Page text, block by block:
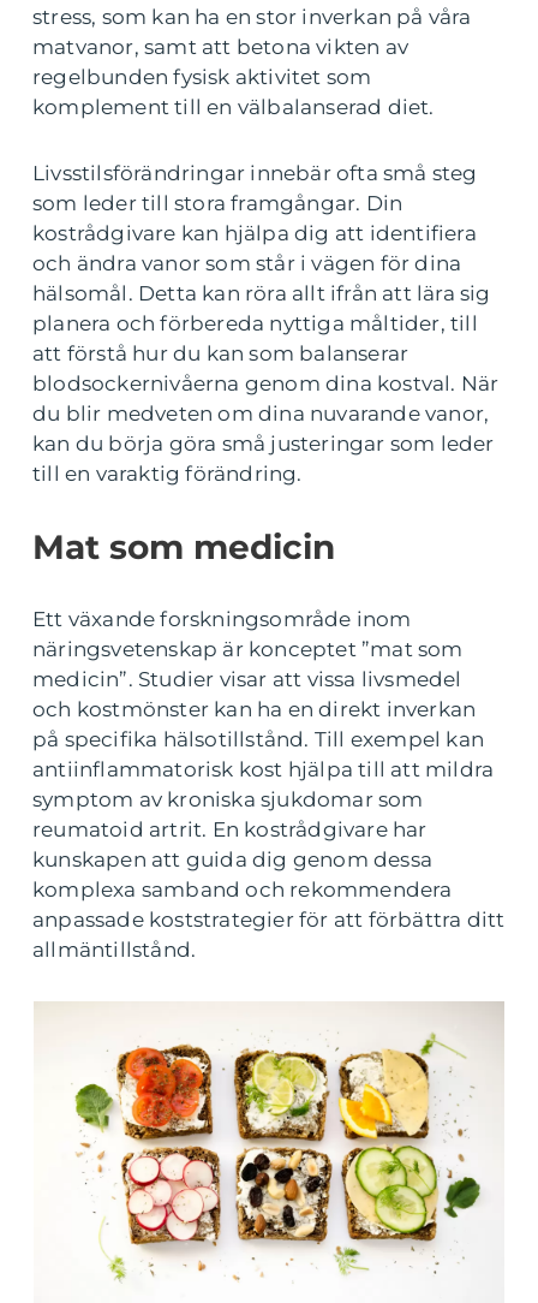
stress, som kan ha en stor inverkan på våra
matvanor, samt att betona vikten av
regelbunden fysisk aktivitet som
komplement till en välbalanserad diet.
Livsstilsförändringar innebär ofta små steg
som leder till stora framgångar. Din
kostrådgivare kan hjälpa dig att identifiera
och ändra vanor som står i vägen för dina
hälsomål. Detta kan röra allt ifrån att lära sig
planera och förbereda nyttiga måltider, till
att förstå hur du kan som balanserar
blodsockernivåerna genom dina kostval. När
du blir medveten om dina nuvarande vanor,
kan du börja göra små justeringar som leder
till en varaktig förändring.
Mat som medicin
Ett växande forskningsområde inom
näringsvetenskap är konceptet ”mat som
medicin”. Studier visar att vissa livsmedel
och kostmönster kan ha en direkt inverkan
på specifika hälsotillstånd. Till exempel kan
antiinflammatorisk kost hjälpa till att mildra
symptom av kroniska sjukdomar som
reumatoid artrit. En kostrådgivare har
kunskapen att guida dig genom dessa
komplexa samband och rekommendera
anpassade koststrategier för att förbättra ditt
allmäntillstånd.